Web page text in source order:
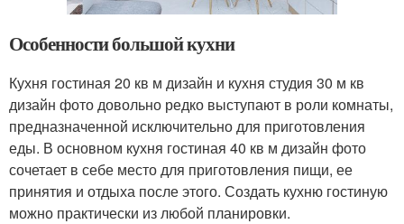
Особенности большой кухни
Кухня гостиная 20 кв м дизайн и кухня студия 30 м кв
дизайн фото довольно редко выступают в роли комнаты,
предназначенной исключительно для приготовления
еды. В основном кухня гостиная 40 кв м дизайн фото
сочетает в себе место для приготовления пищи, ее
принятия и отдыха после этого. Создать кухню гостиную
можно практически из любой планировки.